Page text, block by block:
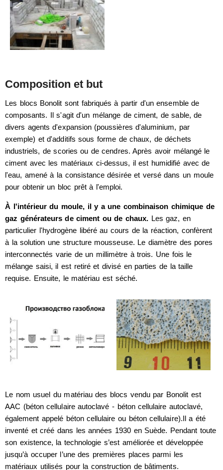
Composition et but
Les blocs Bonolit sont fabriqués à partir d'un ensemble de
composants. Il s'agit d'un mélange de ciment, de sable, de
divers agents d'expansion (poussières d'aluminium, par
exemple) et d'additifs sous forme de chaux, de déchets
industriels, de scories ou de cendres. Après avoir mélangé le
ciment avec les matériaux ci-dessus, il est humidifié avec de
l'eau, amené à la consistance désirée et versé dans un moule
pour obtenir un bloc prêt à l'emploi.
À l'intérieur du moule, il y a une combinaison chimique de
gaz générateurs de ciment ou de chaux. Les gaz, en
particulier l'hydrogène libéré au cours de la réaction, confèrent
à la solution une structure mousseuse. Le diamètre des pores
interconnectés varie de un millimètre à trois. Une fois le
mélange saisi, il est retiré et divisé en parties de la taille
requise. Ensuite, le matériau est séché.
Le nom usuel du matériau des blocs vendu par Bonolit est
AAC (béton cellulaire autoclavé - béton cellulaire autoclavé,
également appelé béton cellulaire ou béton cellulaire).Il a été
inventé et créé dans les années 1930 en Suède. Pendant toute
son existence, la technologie s’est améliorée et développée
jusqu’à occuper l’une des premières places parmi les
matériaux utilisés pour la construction de bâtiments.